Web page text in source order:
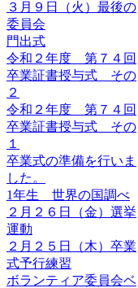
３月９日（火）最後の
委員会
門出式
令和２年度 第７４回
卒業証書授与式 その
２
令和２年度 第７４回
卒業証書授与式 その
１
卒業式の準備を行いま
した。
1年生 世界の国調べ
２月２６日（金）選挙
運動
２月２５日（木）卒業
式予行練習
ボランティア委員会ベ